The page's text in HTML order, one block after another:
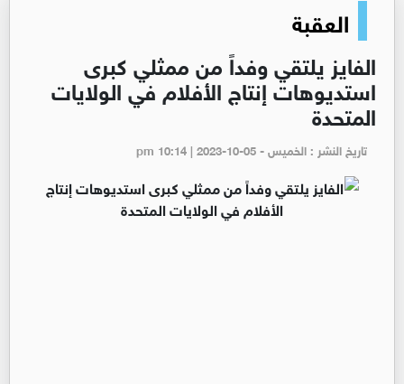
العقبة
الفايز يلتقي وفداً من ممثلي كبرى
استديوهات إنتاج الأفلام في الولايات
المتحدة
تاريخ النشر : الخميس - pm 10:14 | 2023-10-05